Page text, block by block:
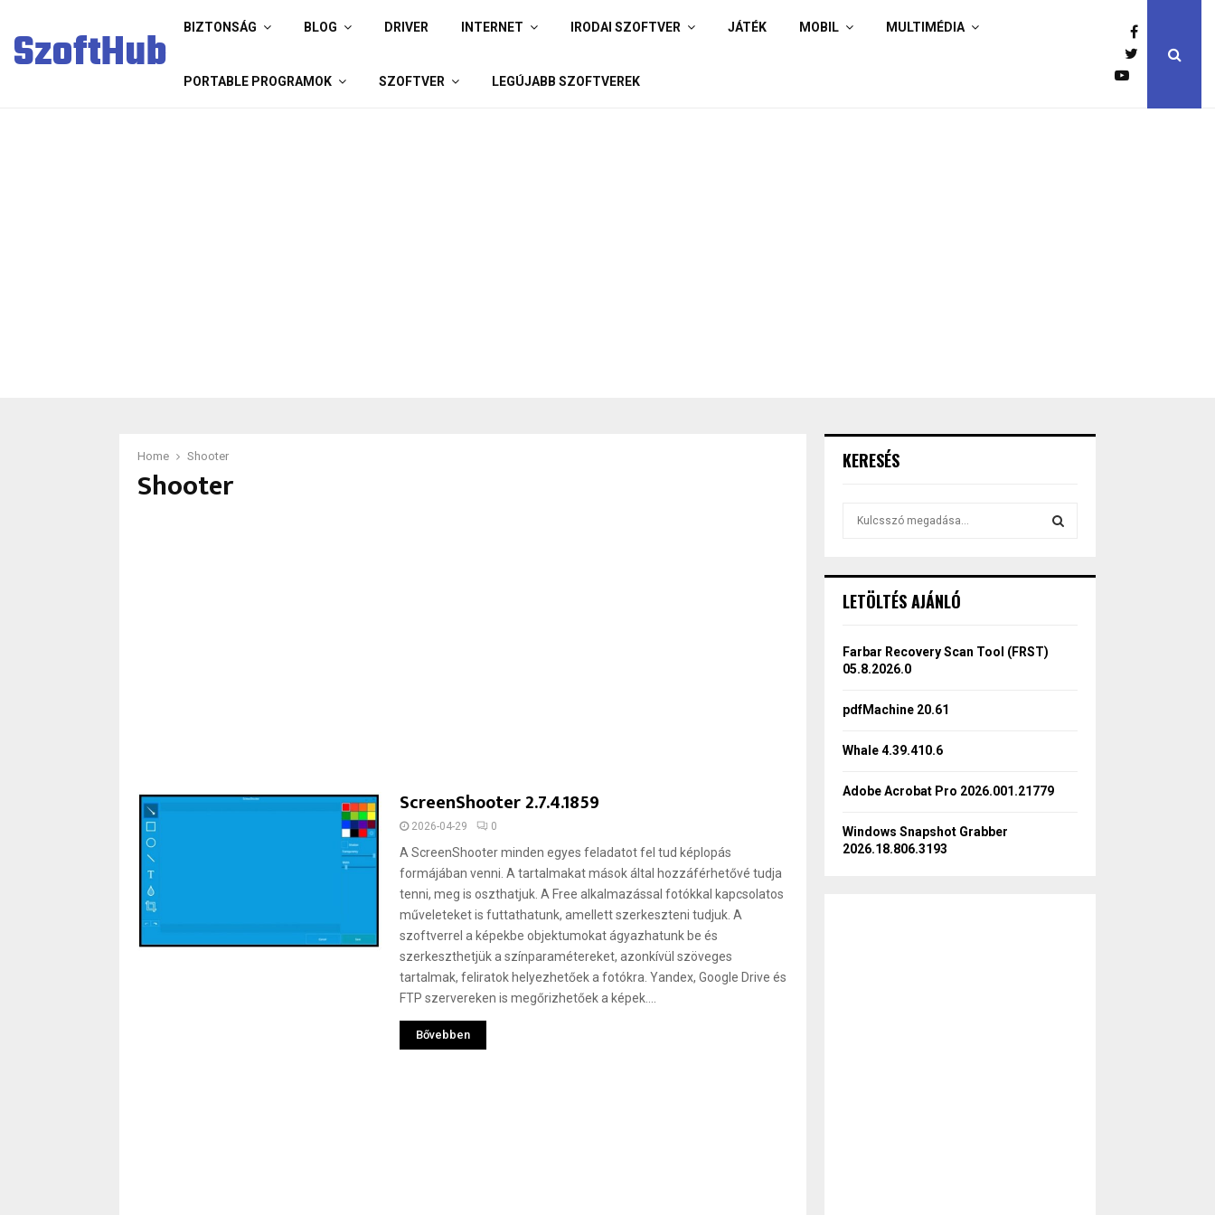
SzoftHub BIZTONSÁG BLOG DRIVER INTERNET IRODAI SZOFTVER JÁTÉK MOBIL MULTIMÉDIA
PORTABLE PROGRAMOK SZOFTVER LEGÚJABB SZOFTVEREK
Home Shooter
Shooter
ScreenShooter 2.7.4.1859
2026-04-29 0
A ScreenShooter minden egyes feladatot fel tud képlopás
formájában venni. A tartalmakat mások által hozzáférhetővé tudja
tenni, meg is oszthatjuk. A Free alkalmazással fotókkal kapcsolatos
műveleteket is futtathatunk, amellett szerkeszteni tudjuk. A
szoftverrel a képekbe objektumokat ágyazhatunk be és
szerkeszthetjük a színparamétereket, azonkívül szöveges
tartalmak, feliratok helyezhetőek a fotókra. Yandex, Google Drive és
FTP szervereken is megőrizhetőek a képek....
Bővebben
KERESÉS
h
o
r
LETÖLTÉS AJÁNLÓ
Farbar Recovery Scan Tool (FRST)
05.8.2026.0
pdfMachine 20.61
Whale 4.39.410.6
Adobe Acrobat Pro 2026.001.21779
Windows Snapshot Grabber
2026.18.806.3193